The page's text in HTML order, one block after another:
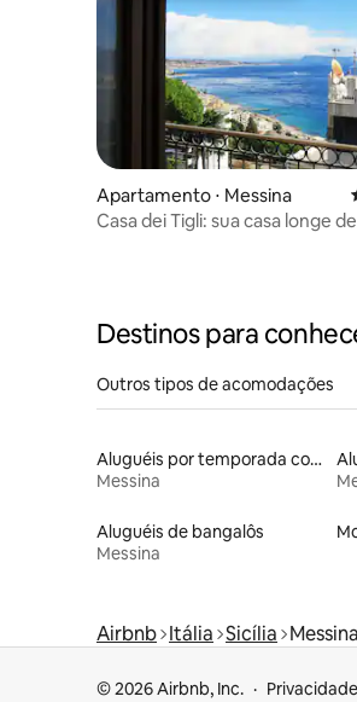
Apartamento ⋅ Messina
Casa dei Tigli: sua casa longe
Destinos para
Outros tipos de acomodações
Aluguéis por temporada com sauna
Messina
Aluguéis de bangalôs
Messina
Airbnb Itália Sicília Messina
© 2026 Airbnb, Inc. Privacidade